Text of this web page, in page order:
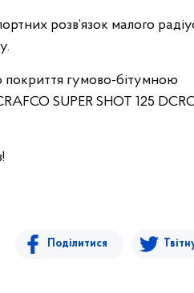
розв’язок малого
покриття гумово-бітумною
SUPER SHOT 125
Поділитися